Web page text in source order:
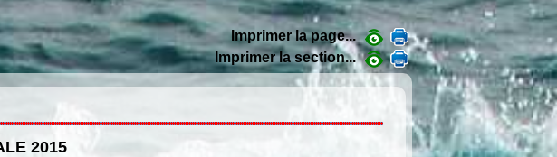
Imprimer la page...
Imprimer la section...
2015